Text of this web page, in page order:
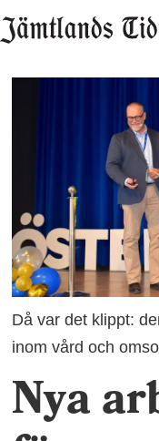
Då var det klippt:
inom vård och
Nya